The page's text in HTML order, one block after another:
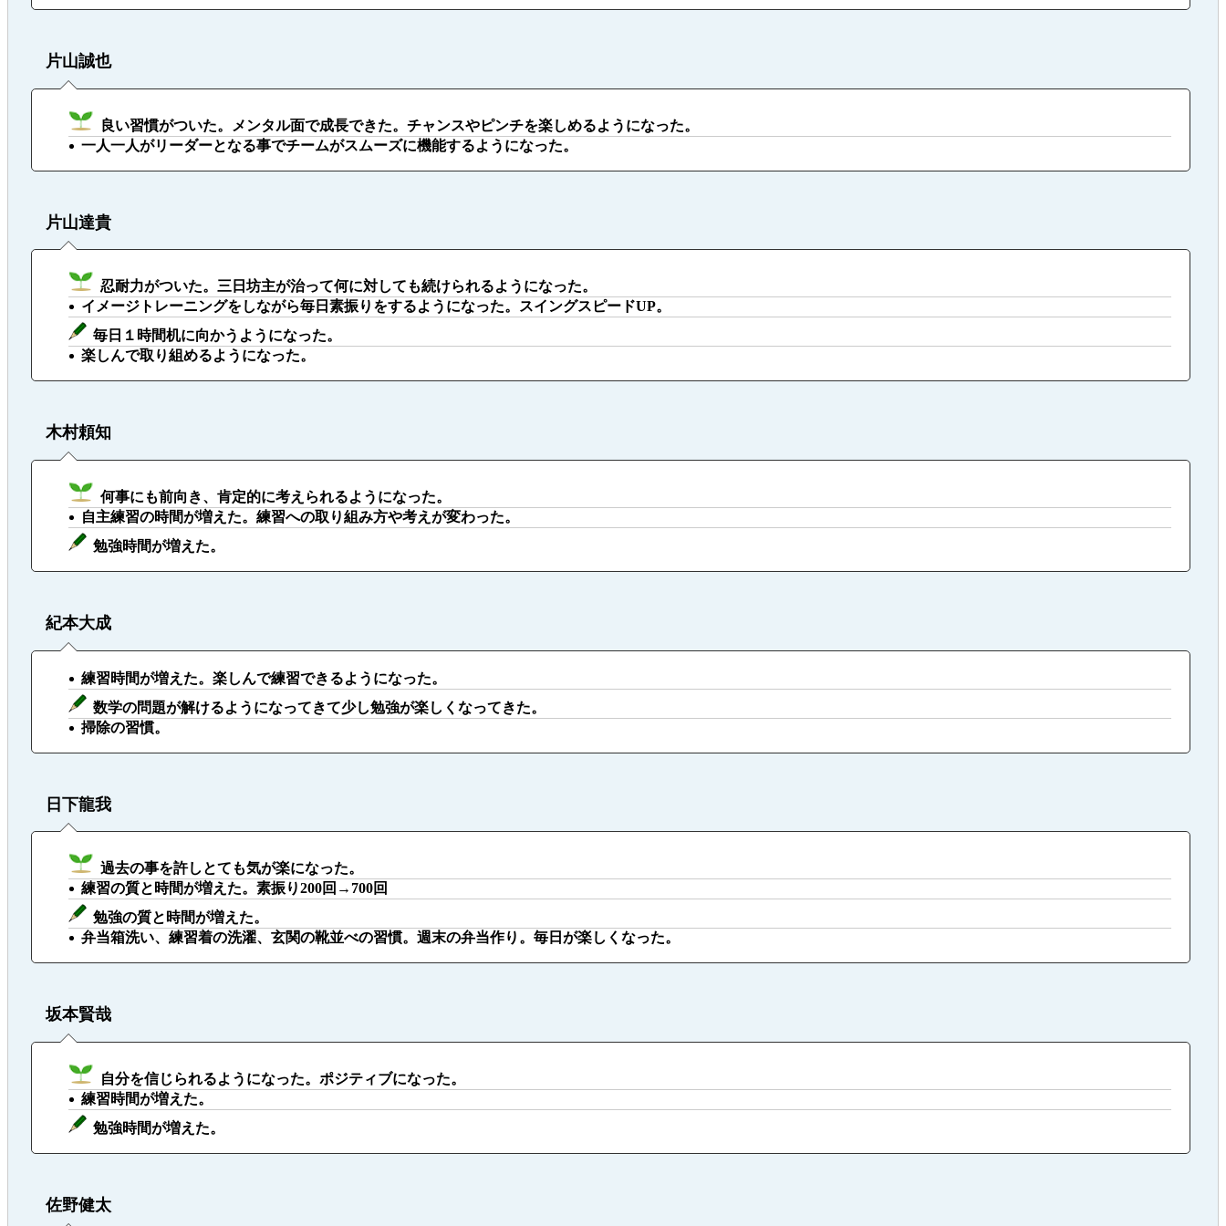
片山誠也
良い習慣がついた。メンタル面で成長できた。チャンスやピンチを楽しめるようになった。
一人一人がリーダーとなる事でチームがスムーズに機能するようになった。
片山達貴
忍耐力がついた。三日坊主が治って何に対しても続けられるようになった。
イメージトレーニングをしながら毎日素振りをするようになった。スイングスピードUP。
毎日１時間机に向かうようになった。
楽しんで取り組めるようになった。
木村頼知
何事にも前向き、肯定的に考えられるようになった。
自主練習の時間が増えた。練習への取り組み方や考えが変わった。
勉強時間が増えた。
紀本大成
練習時間が増えた。楽しんで練習できるようになった。
数学の問題が解けるようになってきて少し勉強が楽しくなってきた。
掃除の習慣。
日下龍我
過去の事を許しとても気が楽になった。
練習の質と時間が増えた。素振り200回→700回
勉強の質と時間が増えた。
弁当箱洗い、練習着の洗濯、玄関の靴並べの習慣。週末の弁当作り。毎日が楽しくなった。
坂本賢哉
自分を信じられるようになった。ポジティブになった。
練習時間が増えた。
勉強時間が増えた。
佐野健太